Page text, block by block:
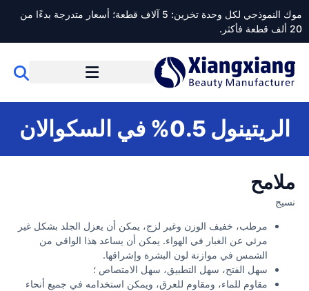
موك النموذجي لكل وحدة تخزين: 5 آلاف قطعة؛ أسعار متدرجة بدءًا من
20 ألف قطعة فأكثر.
الريتينول 0.5% في السكوالان
ملامح
نسيج
مرطب، خفيف الوزن وغير لزج، يمكن أن يعزل الجلد بشكل غير
مرئي عن الغبار في الهواء. يمكن أن يساعد هذا الواقي من
الشمس في موازنة لون البشرة وإشراقها.
سهل الفتح، سهل التطبيق، سهل الامتصاص ؛
مقاوم للماء، ومقاوم للعرق، ويمكن استخدامه في جميع أنحاء